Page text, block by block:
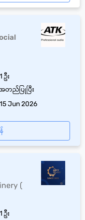
တည်ပြုပြီး
1 ဦး
15 Jun 2026
(
1 ဦး